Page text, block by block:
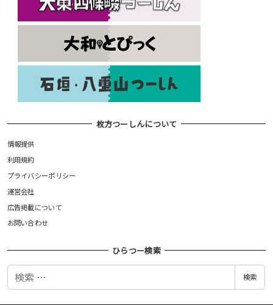
枚方つーしんについて
情報提供
利用規約
プライバシーポリシー
運営会社
広告掲載について
お問い合わせ
ひらつー検索
検
検索